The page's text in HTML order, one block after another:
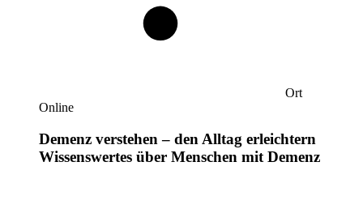
Ort
Online
Demenz verstehen – den Alltag erleichtern
Wissenswertes über Menschen mit Demenz